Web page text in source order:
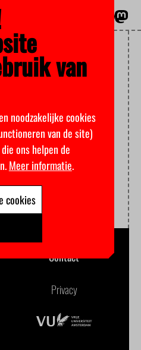
Contact
Privacy
van
noodzakelijke cookies
van de site)
ons helpen de
Meer informatie.
cookies